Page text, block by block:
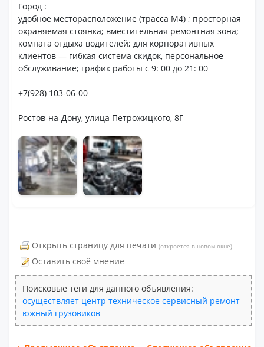
Город :
удобное месторасположение (трасса М4) ; просторная
охраняемая стоянка; вместительная ремонтная зона;
комната отдыха водителей; для корпоративных
клиентов — гибкая система скидок, персональное
обслуживание; график работы с 9: 00 до 21: 00
+7(928) 103-06-00
Ростов-на-Дону, улица Петрожицкого, 8Г
Открыть страницу для печати (откроется в новом окне)
Оставить своё мнение
Поисковые теги для данного объявления:
осуществляет центр техническое сервисный ремонт
южный грузовиков